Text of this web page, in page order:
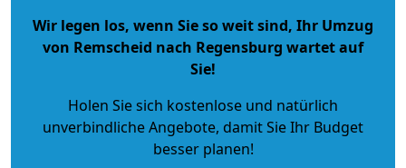
Wir legen los, wenn Sie so weit sind, Ihr Umzug
von Remscheid nach Regensburg wartet auf
Sie!
Holen Sie sich kostenlose und natürlich
unverbindliche Angebote, damit Sie Ihr Budget
besser planen!